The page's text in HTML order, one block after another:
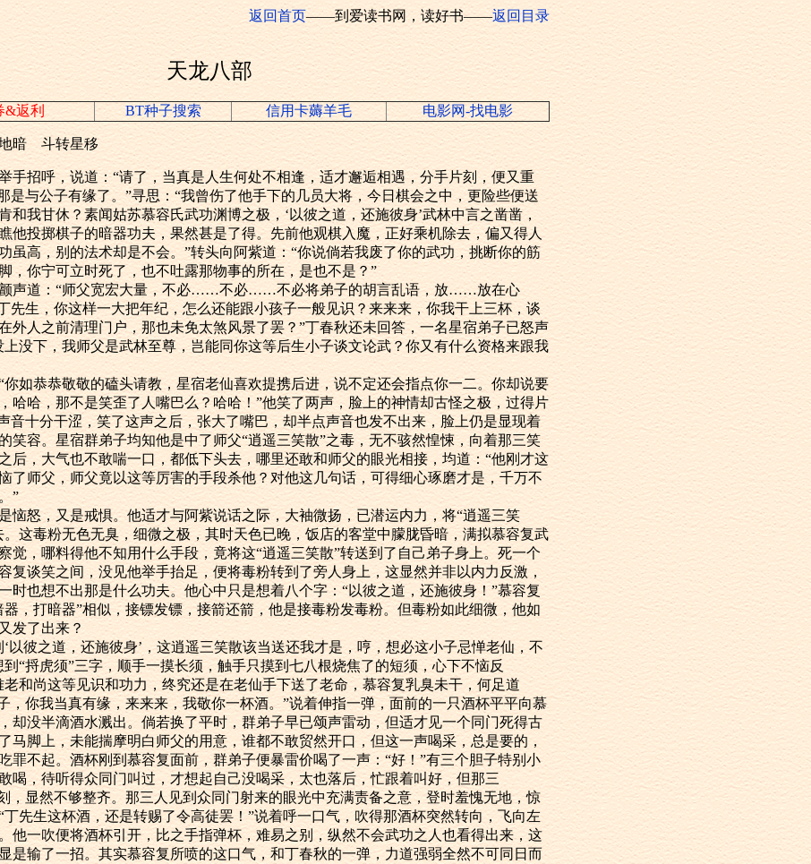
返回首页——到爱读书网，读好书——返回目录
天龙八部
&返利 BT种子搜索 信用卡薅羊毛 电影网-找电影
暗 斗转星移
招呼，说道：“请了，当真是人生何处不相逢，适才邂逅相遇，分手片刻，便又重
是与公子有缘了。”寻思：“我曾伤了他手下的几员大将，今日棋会之中，更险些便送
和我甘休？素闻姑苏慕容氏武功渊博之极，‘以彼之道，还施彼身’武林中言之凿凿，
他投掷棋子的暗器功夫，果然甚是了得。先前他观棋入魔，正好乘机除去，偏又得人
虽高，别的法术却是不会。”转头向阿紫道：“你说倘若我废了你的武功，挑断你的筋
，你宁可立时死了，也不吐露那物事的所在，是也不是？”
道：“师父宽宏大量，不必……不必……不必将弟子的胡言乱语，放……放在心
先生，你这样一大把年纪，怎么还能跟小孩子一般见识？来来来，你我干上三杯，谈
外人之前清理门户，那也未免太煞风景了罢？”丁春秋还未回答，一名星宿弟子已怒声
上没下，我师父是武林至尊，岂能同你这等后生小子谈文论武？你又有什么资格来跟我
恭恭敬敬的磕头请教，星宿老仙喜欢提携后进，说不定还会指点你一二。你却说要
哈哈，那不是笑歪了人嘴巴么？哈哈！”他笑了两声，脸上的神情却古怪之极，过得片
音十分干涩，笑了这声之后，张大了嘴巴，却半点声音也发不出来，脸上仍是显现着
笑容。星宿群弟子均知他是中了师父“逍遥三笑散”之毒，无不骇然惶悚，向着那三笑
后，大气也不敢喘一口，都低下头去，哪里还敢和师父的眼光相接，均道：“他刚才这
了师父，师父竟以这等厉害的手段杀他？对他这几句话，可得细心琢磨才是，千万不
”
怒，又是戒惧。他适才与阿紫说话之际，大袖微扬，已潜运内力，将“逍遥三笑
。这毒粉无色无臭，细微之极，其时天色已晚，饭店的客堂中朦胧昏暗，满拟慕容复武
觉，哪料得他不知用什么手段，竟将这“逍遥三笑散”转送到了自己弟子身上。死一个
复谈笑之间，没见他举手抬足，便将毒粉转到了旁人身上，这显然并非以内力反激，
时也想不出那是什么功夫。他心中只是想着八个字：“以彼之道，还施彼身！”慕容复
器，打暗器”相似，接镖发镖，接箭还箭，他是接毒粉发毒粉。但毒粉如此细微，他如
发了出来？
彼之道，还施彼身’，这逍遥三笑散该当送还我才是，哼，想必这小子忌惮老仙，不
“捋虎须”三字，顺手一摸长须，触手只摸到七八根烧焦了的短须，心下不恼反
老和尚这等见识和功力，终究还是在老仙手下送了老命，慕容复乳臭未干，何足道
，你我当真有缘，来来来，我敬你一杯酒。”说着伸指一弹，面前的一只酒杯平平向慕
却没半滴酒水溅出。倘若换了平时，群弟子早已颂声雷动，但适才见一个同门死得古
马脚上，未能揣摩明白师父的用意，谁都不敢贸然开口，但这一声喝采，总是要的，
罪不起。酒杯刚到慕容复面前，群弟子便暴雷价喝了一声：“好！”有三个胆子特别小
喝，待听得众同门叫过，才想起自己没喝采，太也落后，忙跟着叫好，但那三
，显然不够整齐。那三人见到众同门射来的眼光中充满责备之意，登时羞愧无地，惊
先生这杯酒，还是转赐了令高徒罢！”说着呼一口气，吹得那酒杯突然转向，飞向左
他一吹便将酒杯引开，比之手指弹杯，难易之别，纵然不会武功之人也看得出来，这
是输了一招。其实慕容复所喷的这口气，和丁春秋的一弹，力道强弱全然不可同日而